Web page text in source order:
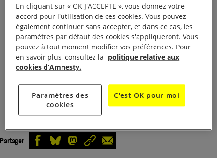
L’état d’urgence n’annule pas les obligations
auxquelles est tenue la Turquie au titre du droit
international et il ne doit pas permettre
d’abandonner les libertés et les garanties chèrement
acquises. Personne ne peut se sentir en sécurité
lorsque les droits humains ne sont pas respectés.
Voir la lettre de pétition
Monsieur le Président,
Partager
En cliquant sur « OK J'ACCEPTE », vous donnez votre
accord pour l'utilisation de ces cookies. Vous pouvez
également continuer sans accepter, et dans ce cas, les
paramètres par défaut des cookies s'appliqueront. Vous
pouvez à tout moment modifier vos préférences. Pour
en savoir plus, consultez la politique relative aux
cookies d’Amnesty.
Paramètres des
cookies
C'est OK pour moi